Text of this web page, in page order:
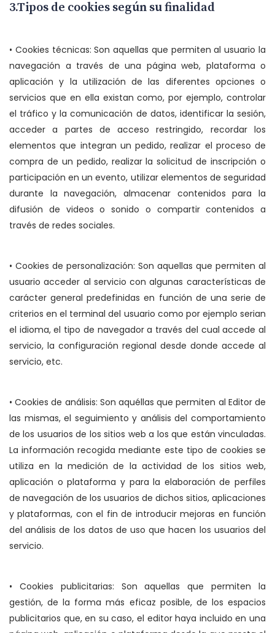
3.Tipos de cookies según su finalidad
• Cookies técnicas: Son aquellas que permiten al usuario la
navegación a través de una página web, plataforma o
aplicación y la utilización de las diferentes opciones o
servicios que en ella existan como, por ejemplo, controlar
el tráfico y la comunicación de datos, identificar la sesión,
acceder a partes de acceso restringido, recordar los
elementos que integran un pedido, realizar el proceso de
compra de un pedido, realizar la solicitud de inscripción o
participación en un evento, utilizar elementos de seguridad
durante la navegación, almacenar contenidos para la
difusión de videos o sonido o compartir contenidos a
través de redes sociales.
• Cookies de personalización: Son aquellas que permiten al
usuario acceder al servicio con algunas características de
carácter general predefinidas en función de una serie de
criterios en el terminal del usuario como por ejemplo serian
el idioma, el tipo de navegador a través del cual accede al
servicio, la configuración regional desde donde accede al
servicio, etc.
• Cookies de análisis: Son aquéllas que permiten al Editor de
las mismas, el seguimiento y análisis del comportamiento
de los usuarios de los sitios web a los que están vinculadas.
La información recogida mediante este tipo de cookies se
utiliza en la medición de la actividad de los sitios web,
aplicación o plataforma y para la elaboración de perfiles
de navegación de los usuarios de dichos sitios, aplicaciones
y plataformas, con el fin de introducir mejoras en función
del análisis de los datos de uso que hacen los usuarios del
servicio.
• Cookies publicitarias: Son aquellas que permiten la
gestión, de la forma más eficaz posible, de los espacios
publicitarios que, en su caso, el editor haya incluido en una